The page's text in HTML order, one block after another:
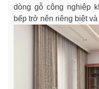
dòng gỗ công nghiệp
bếp trở nên riêng biệt và